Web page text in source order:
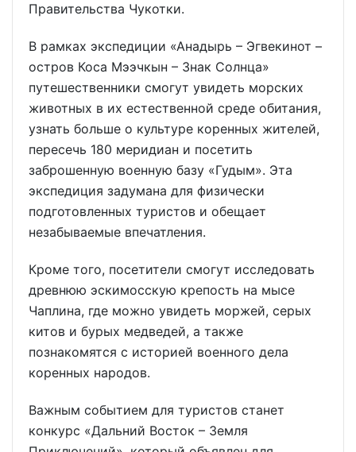
Правительства Чукотки.
В рамках экспедиции «Анадырь – Эгвекинот –
остров Коса Мээчкын – Знак Солнца»
путешественники смогут увидеть морских
животных в их естественной среде обитания,
узнать больше о культуре коренных жителей,
пересечь 180 меридиан и посетить
заброшенную военную базу «Гудым». Эта
экспедиция задумана для физически
подготовленных туристов и обещает
незабываемые впечатления.
Кроме того, посетители смогут исследовать
древнюю эскимосскую крепость на мысе
Чаплина, где можно увидеть моржей, серых
китов и бурых медведей, а также
познакомятся с историей военного дела
коренных народов.
Важным событием для туристов станет
конкурс «Дальний Восток – Земля